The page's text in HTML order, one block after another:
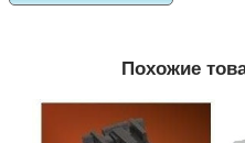
Похожие